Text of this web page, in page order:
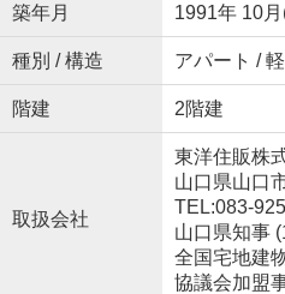
築年月 1991年 10
種別 / 構造 アパート /
階建 2階建
取扱会社
東洋住販株
山口県山口
TEL:083-
山口県知事
全国宅地建
協議会加盟